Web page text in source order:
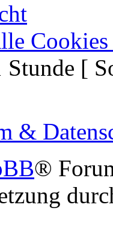
Cookies
[
&
®